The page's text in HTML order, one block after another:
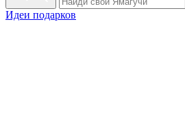
Идеи подарков